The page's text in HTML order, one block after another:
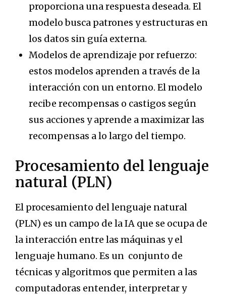
proporciona una respuesta deseada. El
modelo busca patrones y estructuras en
los datos sin guía externa.
Modelos de aprendizaje por refuerzo:
estos modelos aprenden a través de la
interacción con un entorno. El modelo
recibe recompensas o castigos según
sus acciones y aprende a maximizar las
recompensas a lo largo del tiempo.
Procesamiento del lenguaje
natural (PLN)
El procesamiento del lenguaje natural
(PLN) es un campo de la IA que se ocupa de
la interacción entre las máquinas y el
lenguaje humano. Es un conjunto de
técnicas y algoritmos que permiten a las
computadoras entender, interpretar y